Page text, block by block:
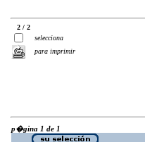
2 / 2
selecciona
para imprimir
p�gina 1 de 1